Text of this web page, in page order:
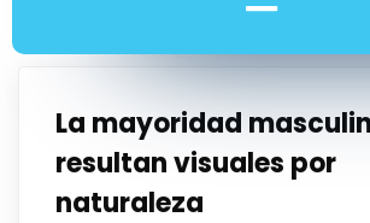
La mayoridad
resultan visuales por
naturaleza